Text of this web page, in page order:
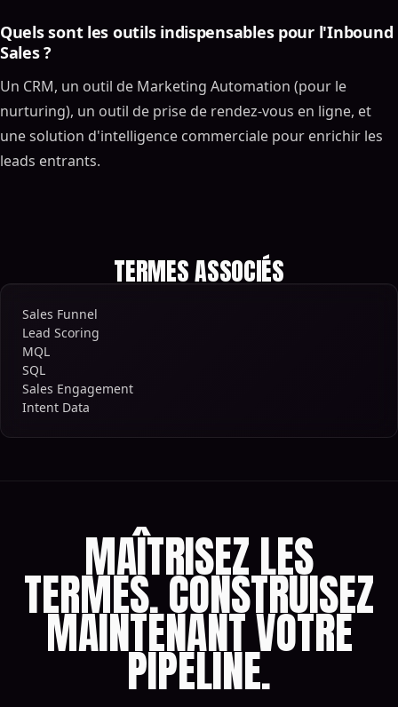
Quels sont les outils indispensables pour l'Inbound
Sales ?
Un CRM, un outil de Marketing Automation (pour le
nurturing), un outil de prise de rendez-vous en ligne, et
une solution d'intelligence commerciale pour enrichir les
leads entrants.
TERMES ASSOCIÉS
Sales Funnel
Lead Scoring
MQL
SQL
Sales Engagement
Intent Data
MAÎTRISEZ LES
TERMES. CONSTRUISEZ
MAINTENANT VOTRE
PIPELINE.